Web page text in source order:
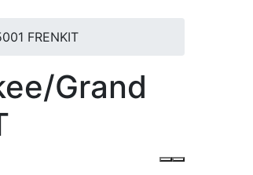
FRENKIT
Grand